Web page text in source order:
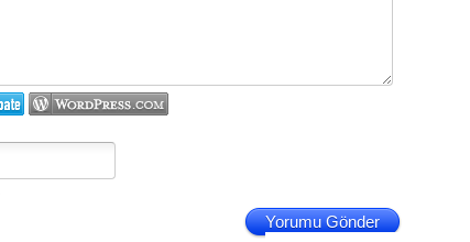
Yorumu Gönder